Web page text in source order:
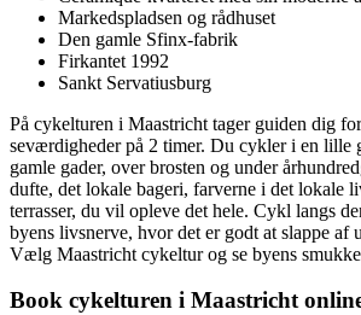
Markedspladsen og rådhuset
Den gamle Sfinx-fabrik
Firkantet 1992
Sankt Servatiusburg
På cykelturen i Maastricht tager guiden dig
seværdigheder på 2 timer. Du cykler i en lille
gamle gader, over brosten og under
dufte, det lokale bageri, farverne i det lokale
terrasser, du vil opleve det hele. Cykl langs
byens livsnerve, hvor det er godt at slappe af
Vælg Maastricht cykeltur og se byens
Book cykelturen i Maastricht